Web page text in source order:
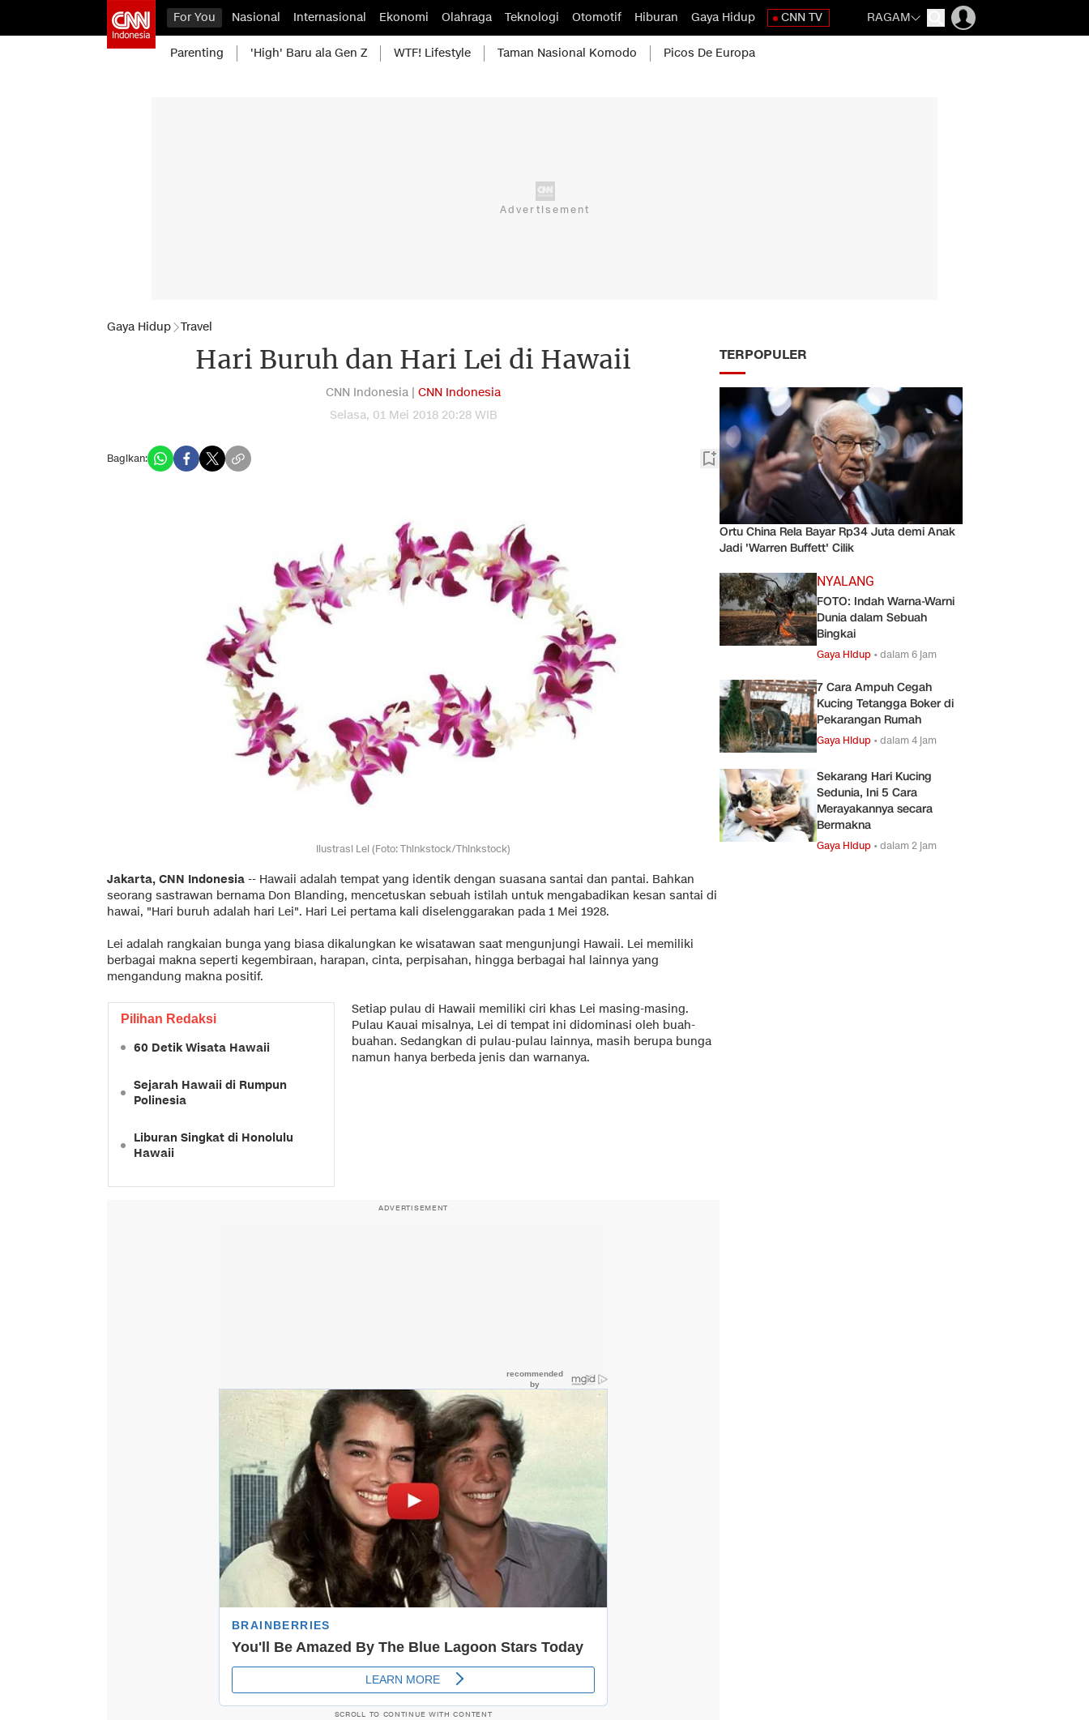
For You Nasional Internasional Ekonomi Olahraga Teknologi Otomotif Hiburan Gaya Hidup CNN TV RAGAM
Parenting 'High' Baru ala Gen Z WTF! Lifestyle Taman Nasional Komodo Picos De Europa
Gaya Hidup Travel
Hari Buruh dan Hari Lei di Hawaii
CNN Indonesia | CNN Indonesia
Selasa, 01 Mei 2018 20:28 WIB
Bagikan:
Ilustrasi Lei (Foto: Thinkstock/Thinkstock)
Jakarta, CNN Indonesia -- Hawaii adalah tempat yang identik dengan suasana santai dan pantai. Bahkan
seorang sastrawan bernama Don Blanding, mencetuskan sebuah istilah untuk mengabadikan kesan santai di
hawai, "Hari buruh adalah hari Lei". Hari Lei pertama kali diselenggarakan pada 1 Mei 1928.
Lei adalah rangkaian bunga yang biasa dikalungkan ke wisatawan saat mengunjungi Hawaii. Lei memiliki
berbagai makna seperti kegembiraan, harapan, cinta, perpisahan, hingga berbagai hal lainnya yang
mengandung makna positif.
Pilihan Redaksi
60 Detik Wisata Hawaii
Sejarah Hawaii di Rumpun
Polinesia
Liburan Singkat di Honolulu
Hawaii
Setiap pulau di Hawaii memiliki ciri khas Lei masing-masing.
Pulau Kauai misalnya, Lei di tempat ini didominasi oleh buah-
buahan. Sedangkan di pulau-pulau lainnya, masih berupa bunga
namun hanya berbeda jenis dan warnanya.
ADVERTISEMENT
SCROLL TO CONTINUE WITH CONTENT
TERPOPULER
Ortu China Rela Bayar Rp34 Juta demi Anak
Jadi 'Warren Buffett' Cilik
NYALANG
FOTO: Indah Warna-Warni
Dunia dalam Sebuah
Bingkai
Gaya Hidup •dalam 6 jam
7 Cara Ampuh Cegah
Kucing Tetangga Boker di
Pekarangan Rumah
Gaya Hidup •dalam 4 jam
Sekarang Hari Kucing
Sedunia, Ini 5 Cara
Merayakannya secara
Bermakna
Gaya Hidup •dalam 2 jam